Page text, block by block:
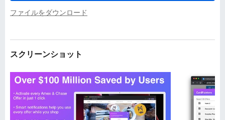
ファイルをダウンロード
スクリーンショット